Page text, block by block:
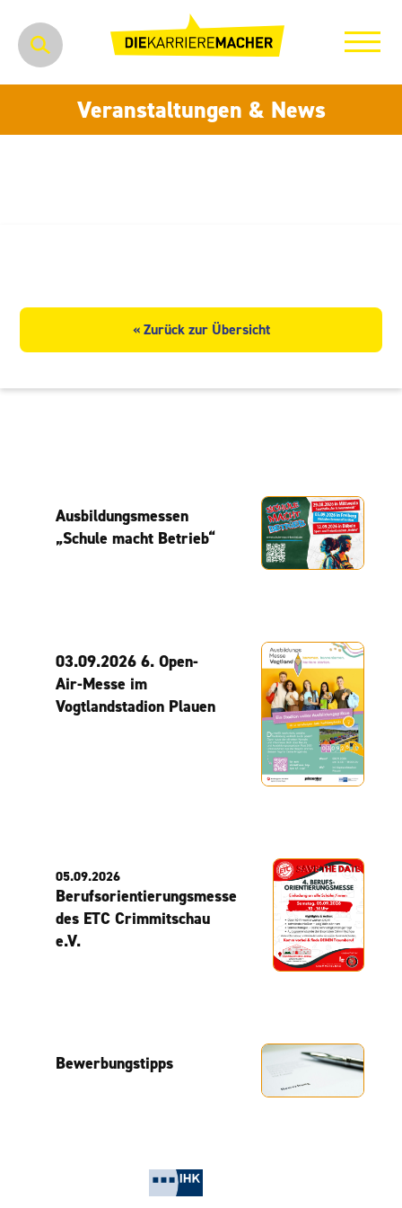
Veranstaltungen & News
« Zurück zur Übersicht
Ausbildungsmessen
„Schule macht Betrieb“
03.09.2026 6. Open-
Air-Messe im
Vogtlandstadion Plauen
05.09.2026
Berufsorientierungsmesse
des ETC Crimmitschau
e.V.
Bewerbungstipps